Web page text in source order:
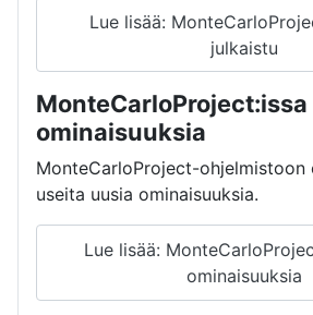
Lue lisää:
julkaistu
MonteCarloProject:issa
ominaisuuksia
MonteCarloProject-ohjelmistoon
useita uusia ominaisuuksia.
Lue lisää:
ominaisuuksia